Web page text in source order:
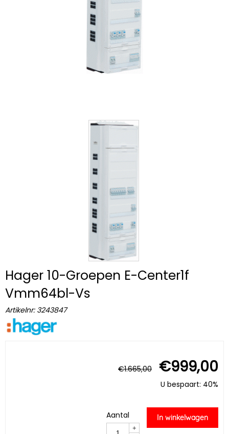
Hager 10-Groepen E-Center1f
Vmm64bl-Vs
Artikelnr: 3243847
€1.665,00 €999,00
U bespaart: 40%
Aantal
+
In winkelwagen